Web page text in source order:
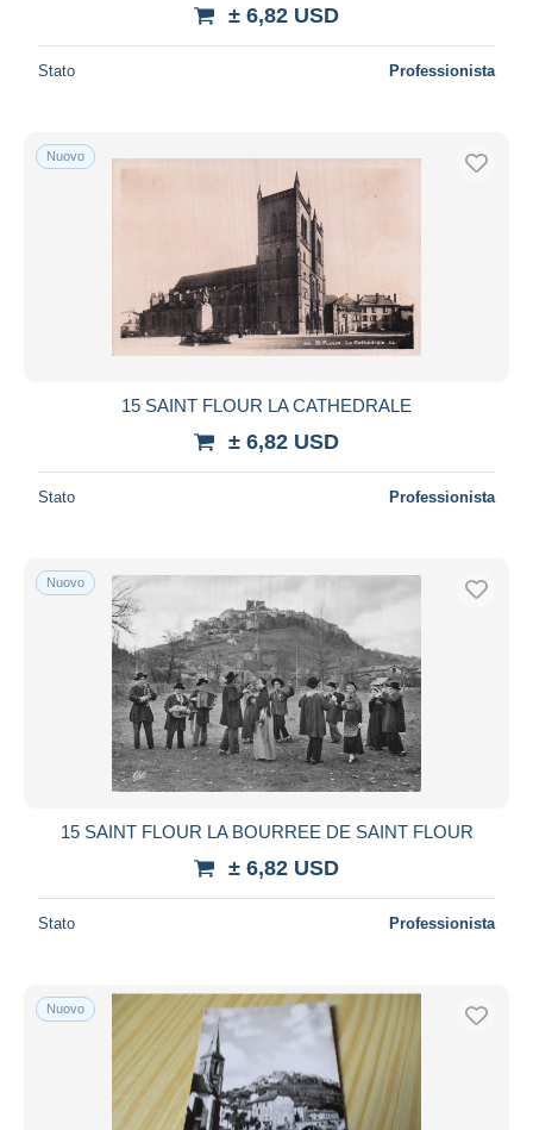
± 6,82 USD
Stato Professionista
Nuovo
15 SAINT FLOUR LA CATHEDRALE
± 6,82 USD
Stato Professionista
Nuovo
15 SAINT FLOUR LA BOURREE DE SAINT FLOUR
± 6,82 USD
Stato Professionista
Nuovo